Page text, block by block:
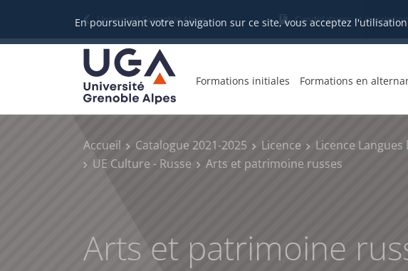
En poursuivant votre navigation sur ce site, vous acceptez
Université Grenoble Alpes Candidatures et
Formations initiales Formations en
Accueil Catalogue 2021-2025 Licence Licence
UE Culture - Russe
Arts et patrimoine russes
Arts et patrimoine